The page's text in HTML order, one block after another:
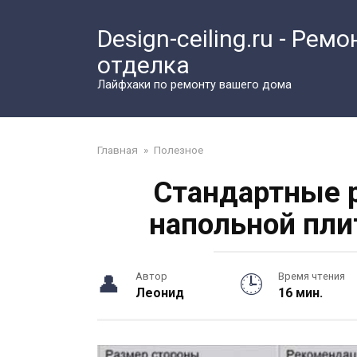
Design-ceiling.ru -
отделка
Лайфхаки по ремонту вашего дома
Главная » Полезное
Стандартные
напольной
Автор
Леонид
Время чтения
16 мин.